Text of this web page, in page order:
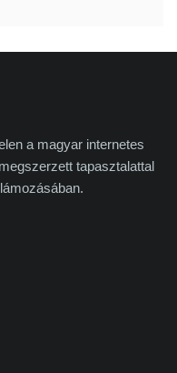
a magyar internetes
tapasztalattal